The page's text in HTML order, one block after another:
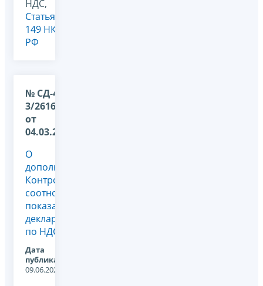
НДС,
Статья
149 НК
РФ
№ СД-4-
3/2616@
от
04.03.2022
О
дополнении
Контрольных
соотношений
показателей
декларации
по НДС
Дата
публикации:
09.06.2022